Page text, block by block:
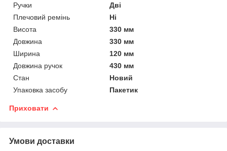
Ручки
Дві
Плечовий ремінь
Ні
Висота
330 мм
Довжина
330 мм
Ширина
120 мм
Довжина ручок
430 мм
Стан
Новий
Упаковка засобу
Пакетик
Приховати
Умови доставки